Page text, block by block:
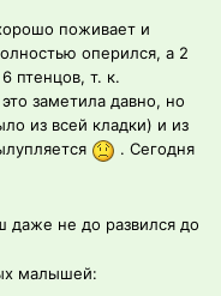
поживает и
оперился, а 2
птенцов, т. к.
заметила давно, но
из всей кладки) и из
. Сегодня
даже не до развился до
малышей: